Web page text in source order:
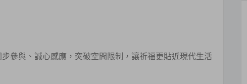
參與、誠心感應，突破空間限制，讓祈福更貼近現代生活